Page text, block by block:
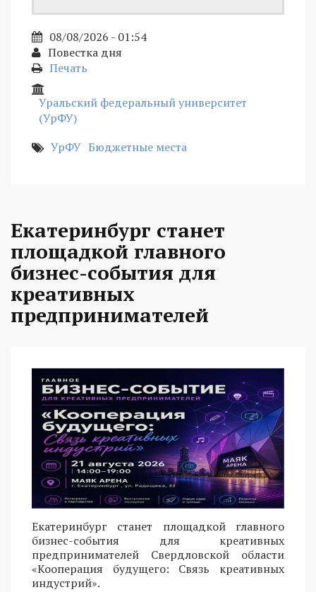
08/08/2026 - 01:54
Повестка дня
Печать
Уральский федеральный университет
(УрФУ)
УрФУ Бюджетные места
Екатеринбург станет
площадкой главного
бизнес-события для
креативных
предпринимателей
Екатеринбург станет площадкой главного
бизнес-события для креативных
предпринимателей Свердловской области
«Кооперация будущего: Связь креативных
индустрий».